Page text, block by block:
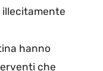
illecitamente
hanno
che